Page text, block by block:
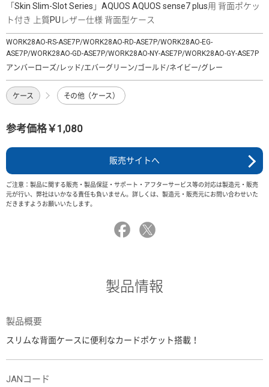
「Skin Slim-Slot Series」AQUOS AQUOS sense7 plus用 背面ポケッ
ト付き 上質PUレザー仕様 背面型ケース
WORK28AO-RS-ASE7P/WORK28AO-RD-ASE7P/WORK28AO-EG-
ASE7P/WORK28AO-GD-ASE7P/WORK28AO-NY-ASE7P/WORK28AO-GY-ASE7P
アンバーローズ/レッド/エバーグリーン/ゴールド/ネイビー/グレー
ケース その他（ケース）
参考価格￥1,080
販売サイトへ
ご注意：製品に関する販売・製品保証・サポート・アフターサービス等の対応は製造元・販売
元が行い、弊社はいかなる責任も負いません。詳しくは、製造元・販売元にお問い合わせいた
だきますようお願いいたします。
製品情報
製品概要
スリムな背面ケースに便利なカードポケット搭載！
JANコード